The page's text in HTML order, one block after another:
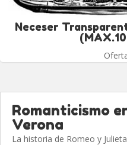
Neceser
Romanticismo
Verona
La historia de Romeo y